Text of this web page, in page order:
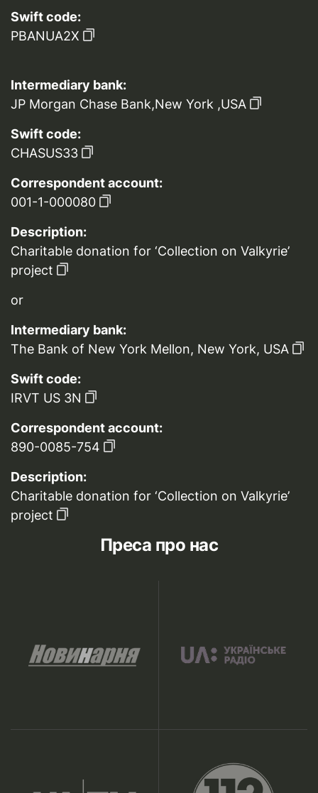
Swift code:
PBANUA2X
Intermediary bank:
JP Morgan Chase Bank,New York ,USA
Swift code:
CHASUS33
Correspondent account:
001-1-000080
Description:
Charitable donation for ‘Collection on Valkyrie’
project
or
Intermediary bank:
The Bank of New York Mellon, New York, USA
Swift code:
IRVT US 3N
Correspondent account:
890-0085-754
Description:
Charitable donation for ‘Collection on Valkyrie’
project
Преса про нас